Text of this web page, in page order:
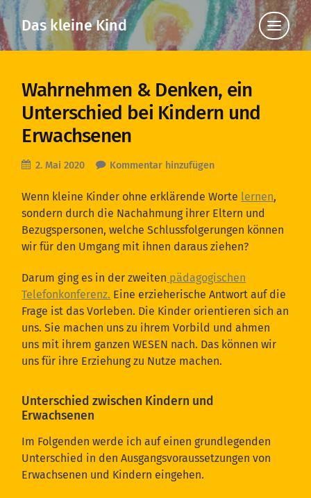
Das kleine Kind
Klicke
hier,
um
Wahrnehmen & Denken, ein
Unterschied bei Kindern und
Erwachsenen
2. Mai 2020 Kommentar hinzufügen
Wenn kleine Kinder ohne erklärende Worte lernen,
sondern durch die Nachahmung ihrer Eltern und
Bezugspersonen, welche Schlussfolgerungen können
wir für den Umgang mit ihnen daraus ziehen?
Darum ging es in der zweiten pädagogischen
Telefonkonferenz. Eine erzieherische Antwort auf die
Frage ist das Vorleben. Die Kinder orientieren sich an
uns. Sie machen uns zu ihrem Vorbild und ahmen
uns mit ihrem ganzen WESEN nach. Das können wir
uns für ihre Erziehung zu Nutze machen.
Unterschied zwischen Kindern und
Erwachsenen
Im Folgenden werde ich auf einen grundlegenden
Unterschied in den Ausgangsvoraussetzungen von
Erwachsenen und Kindern eingehen.